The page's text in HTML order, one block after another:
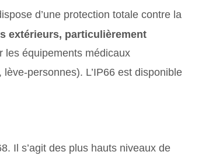
d’une protection totale contre la
extérieurs, particulièrement
les équipements médicaux
personnes). L’IP66 est disponible
Il s’agit des plus hauts niveaux de